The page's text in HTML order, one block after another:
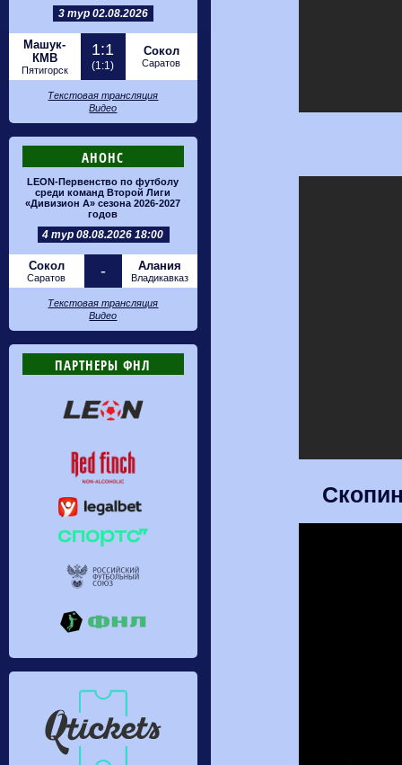
3 тур 02.08.2026
Машук-
КМВ
Пятигорск
1:1
(1:1)
Сокол
Саратов
Текстовая трансляция
Видео
АНОНС
LEON-Первенство по футболу
среди команд Второй Лиги
«Дивизион А» сезона 2026-2027
годов
4 тур 08.08.2026 18:00
Сокол
Саратов - Алания
Владикавказ
Текстовая трансляция
Видео
ПАРТНЕРЫ ФНЛ